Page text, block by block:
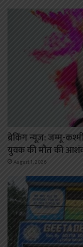
ब्रेकिंग न्यूज़: जम्मू-
युवक की मौत की
August 1, 2026